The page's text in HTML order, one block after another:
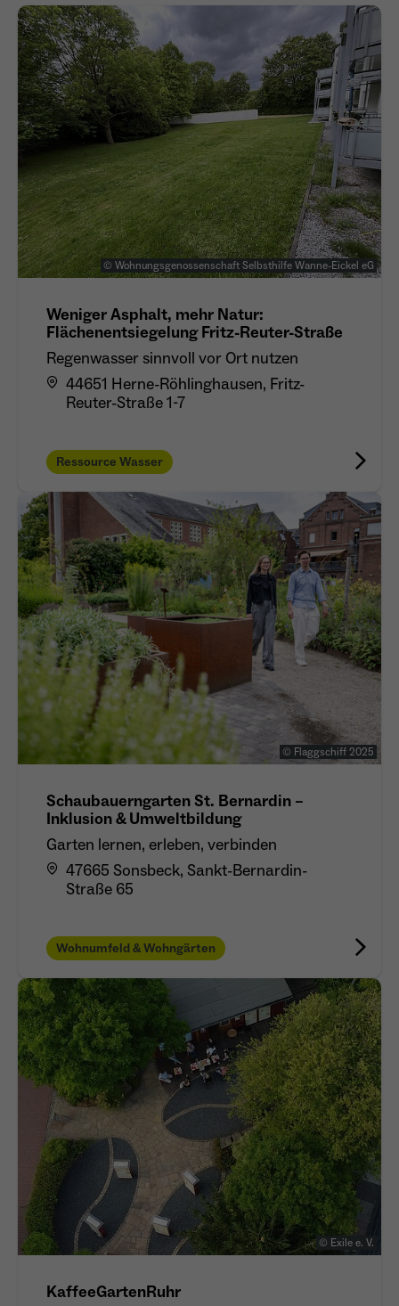
Anbieter Meta Platforms Inc. (Facebook)
Laufzeit 4 Monate
Zweck
- Wiedererkennung von Nutzern zwischen
Websites - Ausspielung personalisierter
Werbung - Messung von Conversions aus
Facebook-/Instagram-Werbung
© Wohnungsgenossenschaft Selbsthilfe Wanne-Eickel eG
Weniger Asphalt, mehr Natur:
Flächenentsiegelung Fritz-Reuter-Straße
Regenwasser sinnvoll vor Ort nutzen
44651 Herne-Röhlinghausen, Fritz-
Reuter-Straße 1-7
Ressource Wasser
© Flaggschiff 2025
Schaubauerngarten St. Bernardin –
Inklusion & Umweltbildung
Garten lernen, erleben, verbinden
47665 Sonsbeck, Sankt-Bernardin-
Straße 65
Wohnumfeld & Wohngärten
© Exile e. V.
KaffeeGartenRuhr